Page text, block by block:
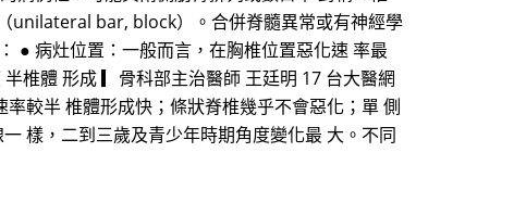
unilateral bar, block）。合併脊髓異常或有神經學
● 病灶位置：一般而言，在胸椎位置惡化速 率最
椎體 形成 ▎骨科部主治醫師 王廷明 17 台大醫網
較半 椎體形成快；條狀脊椎幾乎不會惡化；單 側
樣，二到三歲及青少年時期角度變化最 大。不同